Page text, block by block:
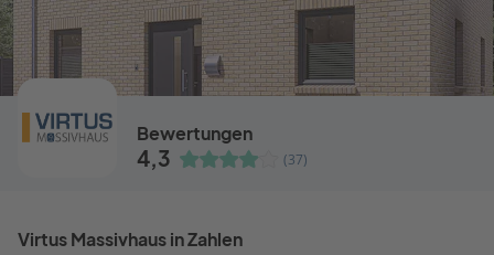
Bewertungen
4,3 (37)
Virtus Massivhaus in Zahlen